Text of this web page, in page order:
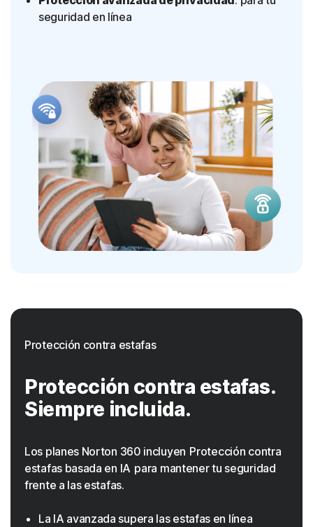
seguridad en línea
Protección contra estafas
Protección contra estafas.
Siempre incluida.
Los planes Norton 360 incluyen Protección contra
estafas basada en IA para mantener tu seguridad
frente a las estafas.
La IA avanzada supera las estafas en línea